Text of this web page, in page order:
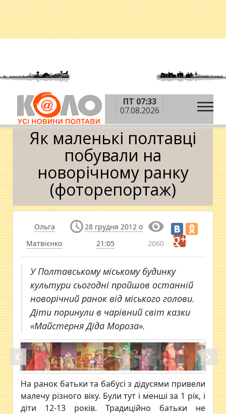
ПТ 07:33
07.08.2026
Головна » Новини »
Як маленькі полтавці
побували на новорічному ранку (фоторепортаж)
Як маленькі полтавці
побували на
новорічному ранку
(фоторепортаж)
Ольга
Матвієнко
28 грудня 2012 о
21:05
2060
У Полтавському міському будинку
культури сьогодні пройшов останній
новорічний ранок від міського голови.
Діти поринули в чарівний світ казки
«Майстерня Діда Мороза».
На ранок батьки та бабусі з дідусями привели
малечу різного віку. Були тут і менші за 1 рік, і
діти 12-13 років. Традиційно батьки не